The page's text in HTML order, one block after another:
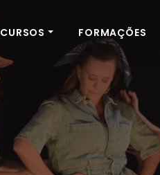
CURSOS FORMAÇÕES